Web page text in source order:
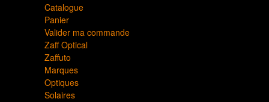
Catalogue
Panier
Valider ma commande
Zaff Optical
Zaffuto
Marques
Optiques
Solaires